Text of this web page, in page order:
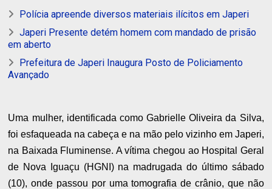
Polícia apreende diversos materiais ilícitos em Japeri
Japeri Presente detém homem com mandado de prisão
em aberto
Prefeitura de Japeri Inaugura Posto de Policiamento
Avançado
Uma mulher, identificada como Gabrielle Oliveira da Silva,
foi esfaqueada na cabeça e na mão pelo vizinho em Japeri,
na Baixada Fluminense. A vítima chegou ao Hospital Geral
de Nova Iguaçu (HGNI) na madrugada do último sábado
(10), onde passou por uma tomografia de crânio, que não